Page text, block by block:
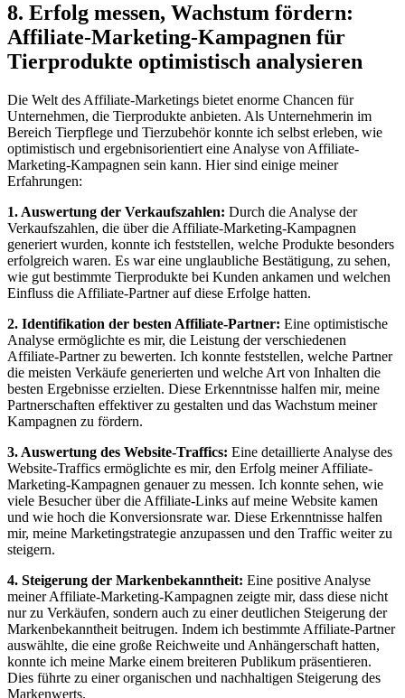
8. Erfolg messen, Wachstum ⁤fördern:
Affiliate-Marketing-Kampagnen‍ für
Tierprodukte optimistisch analysieren
Die⁤ Welt ‍des ‌Affiliate-Marketings bietet‍ enorme Chancen ⁢für
Unternehmen, die Tierprodukte anbieten. Als Unternehmerin ⁤im
Bereich Tierpflege und Tierzubehör ⁢konnte ⁣ich selbst erleben,⁣ wie
optimistisch und​ ergebnisorientiert eine Analyse von⁣ Affiliate-
Marketing-Kampagnen ​sein kann. ‌Hier sind einige meiner‌
Erfahrungen:
1. Auswertung der Verkaufszahlen: Durch die Analyse der
Verkaufszahlen, die über⁢ die‍ Affiliate-Marketing-Kampagnen
generiert wurden, konnte ich ⁢feststellen, welche Produkte besonders⁤
erfolgreich⁢ waren. Es war eine unglaubliche‍ Bestätigung, zu sehen,‍
wie gut bestimmte Tierprodukte bei Kunden ankamen und⁢ welchen
Einfluss die Affiliate-Partner auf diese Erfolge hatten.
2. Identifikation der ​besten‍ Affiliate-Partner: Eine optimistische
‍Analyse ⁢ermöglichte es mir, die⁣ Leistung der verschiedenen
⁣Affiliate-Partner zu bewerten. Ich konnte⁣ feststellen,⁤ welche ‍Partner
die meisten⁤ Verkäufe generierten und welche Art von Inhalten ‌die
besten Ergebnisse erzielten. Diese Erkenntnisse halfen mir, meine​
Partnerschaften effektiver zu ‍gestalten ​und das Wachstum meiner
Kampagnen zu​ fördern.
3. Auswertung des Website-Traffics: Eine detaillierte ⁤Analyse des
Website-Traffics ​ermöglichte es⁢ mir,⁢ den Erfolg meiner⁢ Affiliate-
Marketing-Kampagnen genauer zu messen. Ich ​konnte sehen, wie
viele Besucher⁢ über die Affiliate-Links auf meine Website kamen⁤
und ⁢wie⁣ hoch die Konversionsrate war. Diese Erkenntnisse halfen
⁢mir, meine ⁣Marketingstrategie anzupassen und‍ den Traffic weiter zu
steigern.
4. ⁤Steigerung der Markenbekanntheit: Eine positive Analyse
meiner Affiliate-Marketing-Kampagnen zeigte mir, dass diese nicht
nur⁣ zu Verkäufen, sondern auch zu ‍einer deutlichen⁤ Steigerung der
Markenbekanntheit ⁤beitrugen. Indem ich ⁢bestimmte‍ Affiliate-Partner
auswählte, die eine ‍große Reichweite und Anhängerschaft‍ hatten,
konnte⁤ ich meine Marke einem breiteren‍ Publikum präsentieren.
Dies führte​ zu einer organischen und nachhaltigen Steigerung ‍des
‌Markenwerts.